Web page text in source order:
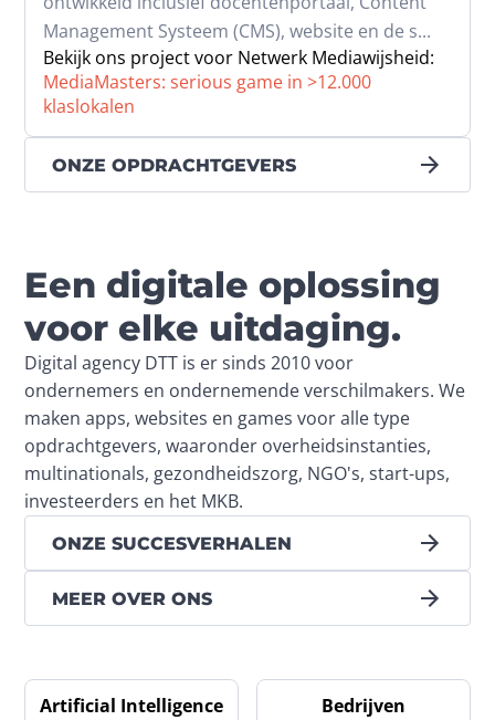
Management Systeem (CMS), website en de s...
Bekijk ons project voor Netwerk Mediawijsheid:
MediaMasters: serious game in >12.000
klaslokalen
ONZE OPDRACHTGEVERS
Een digitale oplossing
voor elke uitdaging.
Digital agency DTT is er sinds 2010 voor
ondernemers en ondernemende verschilmakers. We
maken apps, websites en games voor alle type
opdrachtgevers, waaronder overheidsinstanties,
multinationals, gezondheidszorg, NGO's, start-ups,
investeerders en het MKB.
ONZE SUCCESVERHALEN
MEER OVER ONS
Artificial Intelligence Bedrijven